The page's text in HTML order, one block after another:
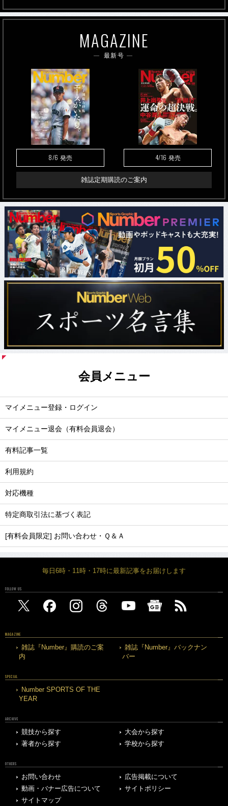
MAGAZINE
最新号
8/6 発売 4/16 発売
雑誌定期購読のご案内
会員メニュー
マイメニュー登録・ログイン
マイメニュー退会（有料会員退会）
有料記事一覧
利用規約
対応機種
特定商取引法に基づく表記
[有料会員限定] お問い合わせ・Ｑ＆Ａ
毎日6時・11時・17時に最新記事をお届けします
FOLLOW US
MAGAZINE
雑誌『Number』購読のご案
内
雑誌『Number』バックナン
バー
SPECIAL
Number SPORTS OF THE
YEAR
ARCHIVE
競技から探す
大会から探す
著者から探す
学校から探す
OTHERS
お問い合わせ
広告掲載について
動画・バナー広告について
サイトポリシー
サイトマップ